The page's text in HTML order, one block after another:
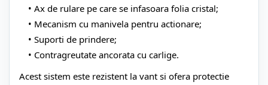
Ax de rulare pe care se infasoara folia cristal;
Mecanism cu manivela pentru actionare;
Suporti de prindere;
Contragreutate ancorata cu carlige.
Acest sistem este rezistent la vant si ofera protectie